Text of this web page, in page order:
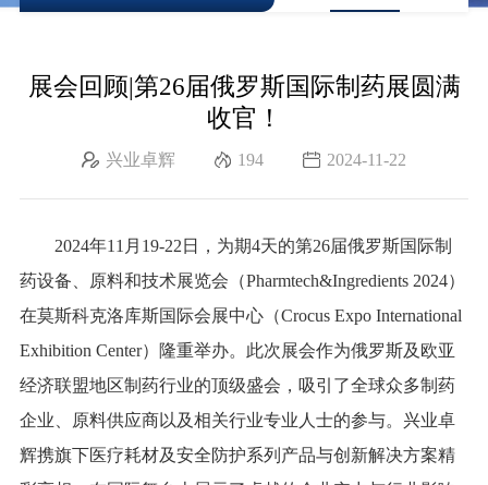
展会回顾|第26届俄罗斯国际制药展圆满
收官！
兴业卓辉 194 2024-11-22
2024年11月19-22日，为期4天的第26届俄罗斯国际制
药设备、原料和技术展览会（Pharmtech&Ingredients 2024）
在莫斯科克洛库斯国际会展中心（Crocus Expo International
Exhibition Center）隆重举办。此次展会作为俄罗斯及欧亚
经济联盟地区制药行业的顶级盛会，吸引了全球众多制药
企业、原料供应商以及相关行业专业人士的参与。兴业卓
辉携旗下医疗耗材及安全防护系列产品与创新解决方案精